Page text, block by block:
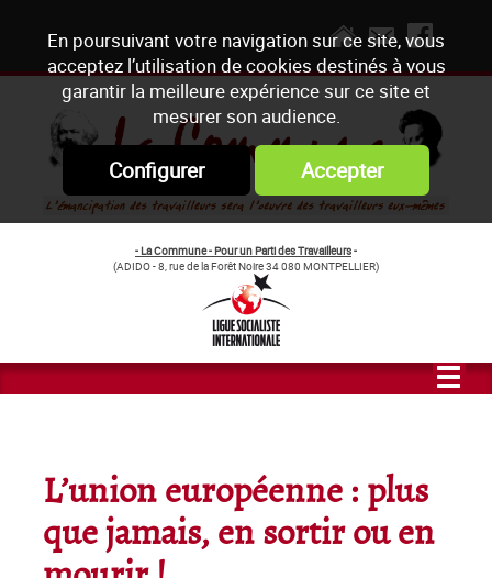
En poursuivant votre navigation sur ce site, vous
acceptez l’utilisation de cookies destinés à vous
garantir la meilleure expérience sur ce site et
mesurer son audience.
Configurer Accepter
- La Commune - Pour un Parti des Travailleurs-
(ADIDO - 8, rue de la Forêt Noire 34 080 MONTPELLIER)
L’union européenne : plus
que jamais, en sortir ou en